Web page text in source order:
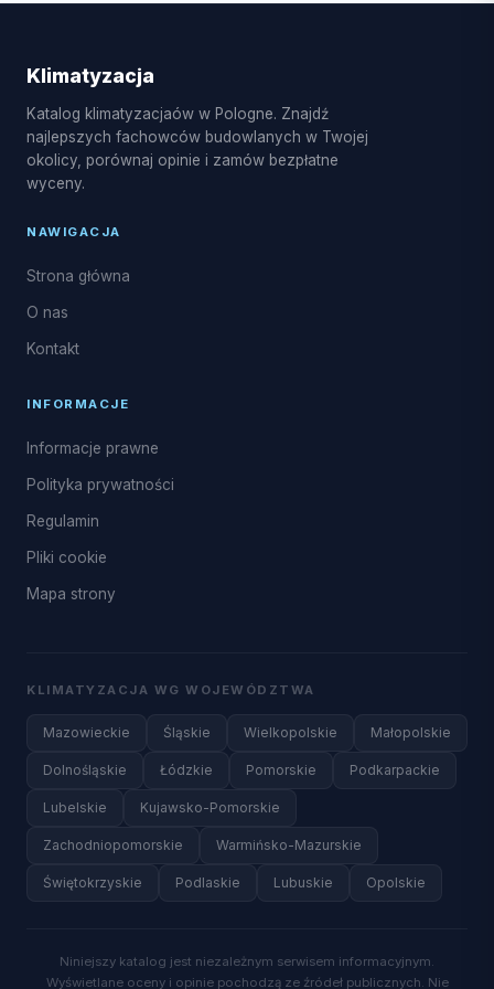
split i multi-split, pompy ciepła powietrze-powietrze,
uzupełnianie czynnika R32.
Klimatyzacja
Katalog klimatyzacjaów w Pologne. Znajdź
najlepszych fachowców budowlanych w Twojej
okolicy, porównaj opinie i zamów bezpłatne
wyceny.
NAWIGACJA
Strona główna
O nas
Kontakt
INFORMACJE
Informacje prawne
Polityka prywatności
Regulamin
Pliki cookie
Mapa strony
KLIMATYZACJA WG WOJEWÓDZTWA
Mazowieckie Śląskie Wielkopolskie Małopolskie
Dolnośląskie Łódzkie Pomorskie Podkarpackie
Lubelskie Kujawsko-Pomorskie
Zachodniopomorskie Warmińsko-Mazurskie
Świętokrzyskie Podlaskie Lubuskie Opolskie
Niniejszy katalog jest niezależnym serwisem informacyjnym.
Wyświetlane oceny i opinie pochodzą ze źródeł publicznych. Nie